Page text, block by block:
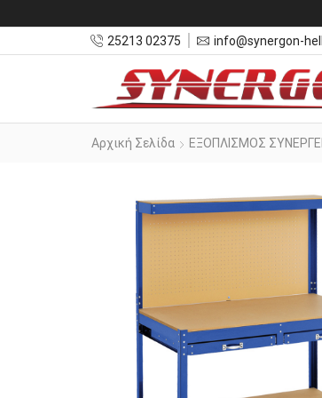
25213 02375
info@synergon-
Αρχική Σελίδα ΕΞΟΠΛΙΣΜΟΣ